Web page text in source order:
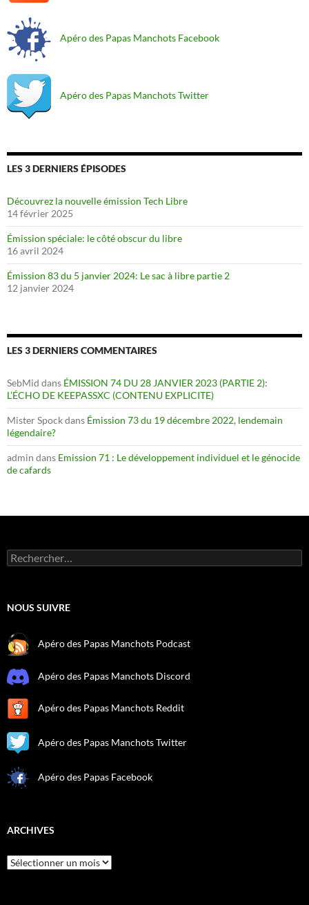
Apéro des Papas Manchots Facebook
Apéro des Papas Manchots Twitter
LES 3 DERNIERS ÉPISODES
Découvrez la nouvelle émission Tech Libre
14 février 2025
Émission spéciale: le côté obscur du libre
16 avril 2024
Émission 83 du 5 janvier 2024: Le sac à libre partie 2
12 janvier 2024
LES 3 DERNIERS COMMENTAIRES
SebMid dans ÉMISSION 74 DU 28 JANVIER 2023 (PARTIE 2):
L’ÉCHO DE KEEPASSXC (CONTENU EXPLICITE)
Mister Spockdans Émission 73 du 19 décembre 2022, lendemain
légendaire?
admin dans Emission 71 : Le développement individuel et le génocide
de cafards
Rechercher :
NOUS SUIVRE
Apéro des Papas Manchots Podcast
Apéro des Papas Manchots Discord
Apéro des Papas Manchots Reddit
Apéro des Papas Manchots Twitter
Apéro des Papas Facebook
ARCHIVES
Archives